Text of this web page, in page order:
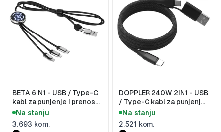
BETA 6IN1 - USB / Type-C
kabl za punjenje i prenos
podataka, 6 u 1
Na stanju
3.693 kom.
DOPPLER 240W 2IN1 - USB
/ Type-C kabl za punjenje i
prenos podataka sa
magnetom, 2 u 1, 240W
Na stanju
2.521 kom.